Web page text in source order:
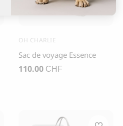
OH CHARLIE
Sac de voyage Essence
110.00 CHF